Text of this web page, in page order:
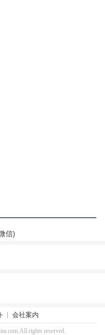
信)
会社案内
rights reserved.